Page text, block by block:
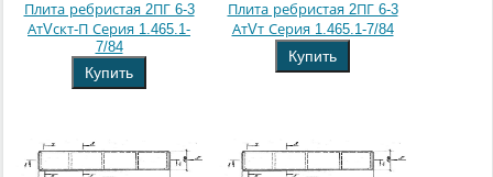
Плита ребристая 2ПГ 6-3
АтVскт-П Серия 1.465.1-
7/84
Купить
Плита ребристая 2ПГ 6-3
АтVт Серия 1.465.1-7/84
Купить